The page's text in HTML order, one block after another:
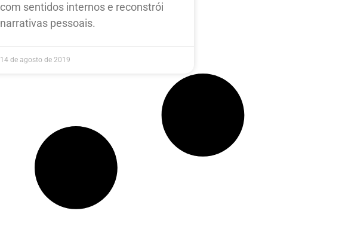
com sentidos internos e reconstrói
narrativas pessoais.
14 de agosto de 2019